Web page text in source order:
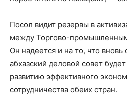
Посол видит резервы в
между Торгово-
Он надеется и на то, что
абхазский деловой совет
развитию эффективного
сотрудничества обеих стран.